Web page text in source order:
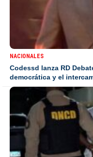
NACIONALES
Codessd lanza RD
democrática y el